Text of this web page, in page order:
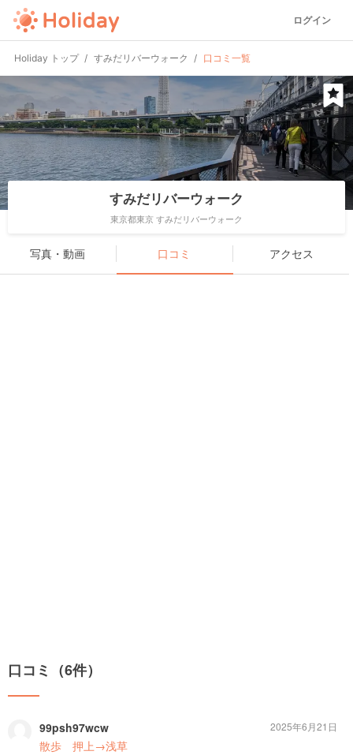
ログイン
Holiday トップ すみだリバーウォーク 口コミ一覧
すみだリバーウォーク
東京都東京 すみだリバーウォーク
写真・動画 口コミ アクセス
口コミ（6件）
99psh97wcw
散歩 押上→浅草
2025年6月21日